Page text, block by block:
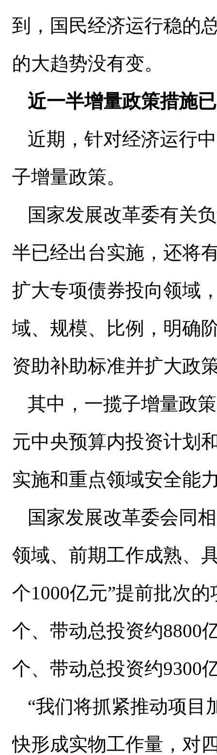
到，国民经济运行稳的
的大趋势没有变。
近一半增量政策措施
近期，针对经济运行
子增量政策。
国家发展改革委有关
半已经出台实施，还将
扩大专项债券投向领域
域、规模、比例，明确
资助补助标准并扩大政
其中，一揽子增量政
元中央预算内投资计划
实施和重点领域安全能
国家发展改革委会同
领域、前期工作成熟、
个1000亿元”提前批次
个、带动总投资约8800
个、带动总投资约9300
“我们将抓紧推动项目
快形成实物工作量，对